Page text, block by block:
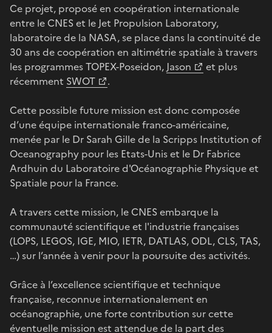
Ce projet, proposé en coopération internationale
entre le CNES et le Jet Propulsion Laboratory,
laboratoire de la NASA, se place dans la continuité de
30 ans de coopération en altimétrie spatiale à travers
les programmes TOPEX-Poseidon, Jason
et plus
récemment SWOT
.
Cette possible future mission est donc composée
d’une équipe internationale franco-américaine,
menée par le Dr Sarah Gille de la Scripps Institution of
Oceanography pour les Etats-Unis et le Dr Fabrice
Ardhuin du Laboratoire d'Océanographie Physique et
Spatiale pour la France.
A travers cette mission, le CNES embarque la
communauté scientifique et l'industrie françaises
(LOPS, LEGOS, IGE, MIO, IETR, DATLAS, ODL, CLS, TAS,
…) sur l’année à venir pour la poursuite des activités.
Grâce à l’excellence scientifique et technique
française, reconnue internationalement en
océanographie, une forte contribution sur cette
éventuelle mission est attendue de la part des